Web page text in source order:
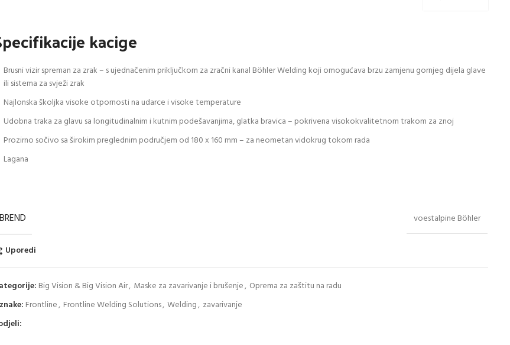
kacige
Brusni vizir spreman za zrak – s ujednačenim priključkom za zračni kanal Böhler Welding koji omogućava brzu zamjenu gornjeg dijela glave
ili sistema za svježi zrak
Najlonska školjka visoke otpornosti na udarce i visoke temperature
Udobna traka za glavu sa longitudinalnim i kutnim podešavanjima, glatka bravica – pokrivena visokokvalitetnom trakom za znoj
Prozirno sočivo sa širokim preglednim područjem od 180 x 160 mm – za neometan vidokrug tokom rada
Lagana
BREND voestalpine Böhler
Uporedi
Big Vision & Big Vision Air, Maske za zavarivanje i brušenje, Oprema za zaštitu na radu
Frontline, Frontline Welding Solutions, Welding, zavarivanje